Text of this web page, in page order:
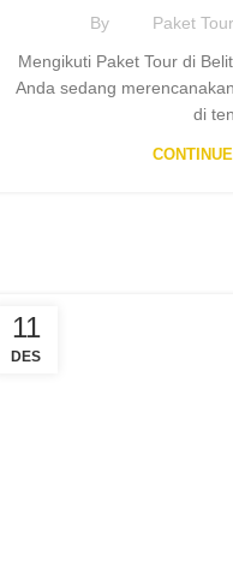
By Paket
Mengikuti Paket Tour di
Anda sedang
di
11
DES